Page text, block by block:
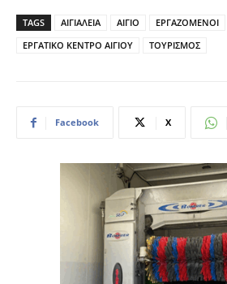
TAGS ΑΙΓΙΑΛΕΙΑ ΑΙΓΙΟ
ΕΡΓΑΖΟΜΕΝΟΙ
ΕΡΓΑΤΙΚΟ ΚΕΝΤΡΟ ΑΙΓΙΟΥ
ΤΟΥΡΙΣΜΟΣ
Facebook X